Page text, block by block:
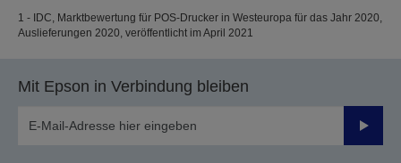
1 - IDC, Marktbewertung für POS-Drucker in Westeuropa für das Jahr 2020,
Auslieferungen 2020, veröffentlicht im April 2021
Mit Epson in Verbindung bleiben